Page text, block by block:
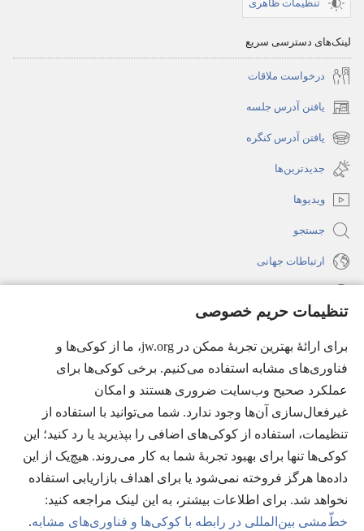
تنظیمات حریم خصوصی
برای ارائهٔ بهترین تجربهٔ ممکن در jw.org، ما از کوکی‌ها و
فناوری‌های مشابه استفاده می‌کنیم. برخی کوکی‌ها برای
عملکرد صحیح وب‌سایت ضروری هستند و امکان
غیرفعال‌سازی آن‌ها وجود ندارد. شما می‌توانید با استفاده از
تنظیمات، استفاده از کوکی‌های اضافی را بپذیرید یا رد کنید؛ این
کوکی‌ها تنها برای بهبود تجربهٔ شما به کار می‌روند. هیچ‌یک از این
داده‌ها هرگز فروخته نمی‌شود یا برای اهداف بازاریابی استفاده
نخواهد شد. برای اطلاعات بیشتر، به این لینک مراجعه کنید:‏
خطّ‌مشی بین‌المللی در رابطه با کوکی‌ها و فناوری‌های مشابه.
تنظیمات ظاهری
لینک‌های دسترسی سریع
درخواست ملاقات
یافتن آدرس جلسه
(پنجره‌ای
جدید
می‌شود)
یافتن آدرس کنگره
(پنجره‌ای
جدید
باز
می‌شود)
جدیدترین‌ها
ویدیوها
جستجو
ارتباطات جهانی
(پنجره‌ای
جدید
می‌شود)
کتابخانهٔ آنلاین نشریات شاهدان یَهُوَه
(پنجره‌ای
جدید
می‌شود)
JW Hub
®
(پنجره‌ای
باز
می‌شود)
®
JW Library
Watchtower Library